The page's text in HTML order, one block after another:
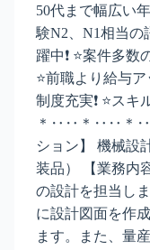
50代まで幅広い
験N2、N1相当の
躍中❗ ⭐案件多
⭐前職より給与
制度充実❗ ⭐ス
＊‥‥＊‥‥＊
ション】 機械設
装品） 【業務内
の設計を担当し
に設計図面を作
ます。また、量